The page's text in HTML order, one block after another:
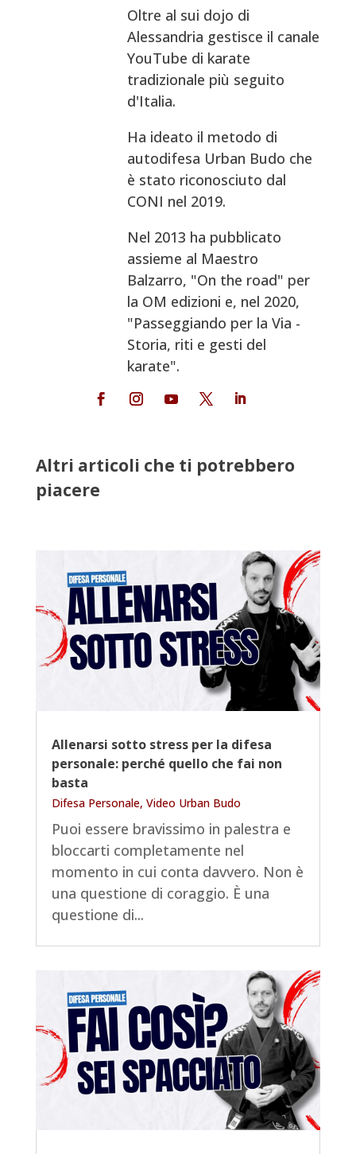
Oltre al sui dojo di
Alessandria gestisce il canale
YouTube di karate
tradizionale più seguito
d'Italia.
Ha ideato il metodo di
autodifesa Urban Budo che
è stato riconosciuto dal
CONI nel 2019.
Nel 2013 ha pubblicato
assieme al Maestro
Balzarro, "On the road" per
la OM edizioni e, nel 2020,
"Passeggiando per la Via -
Storia, riti e gesti del
karate".
Altri articoli che ti potrebbero
piacere
Allenarsi sotto stress per la difesa
personale: perché quello che fai non
basta
Difesa Personale, Video Urban Budo
Puoi essere bravissimo in palestra e
bloccarti completamente nel
momento in cui conta davvero. Non è
una questione di coraggio. È una
questione di...